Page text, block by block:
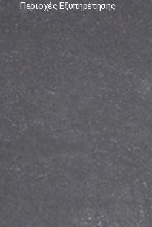
Περιοχές Εξυπηρέτησης